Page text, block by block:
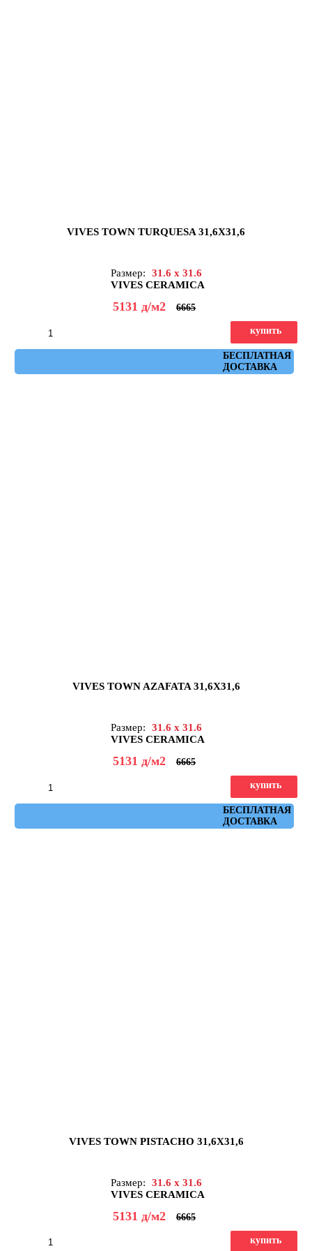
VIVES TOWN TURQUESA 31,6X31,6
Размер:
31.6 x 31.6
VIVES CERAMICA
5131 д/м2 6665
БЕСПЛАТНАЯ
ДОСТАВКА
купить
VIVES TOWN AZAFATA 31,6X31,6
Размер:
31.6 x 31.6
VIVES CERAMICA
5131 д/м2 6665
БЕСПЛАТНАЯ
ДОСТАВКА
купить
VIVES TOWN PISTACHO 31,6X31,6
Размер:
31.6 x 31.6
VIVES CERAMICA
5131 д/м2 6665
купить